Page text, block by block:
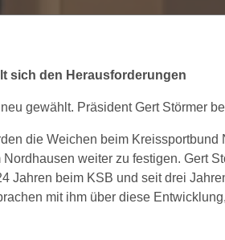
sich den Herausforderungen
gewählt. Präsident Gert Störmer
die Weichen beim
weiter zu festigen. Gert
Jahren beim KSB und seit drei
mit ihm über diese